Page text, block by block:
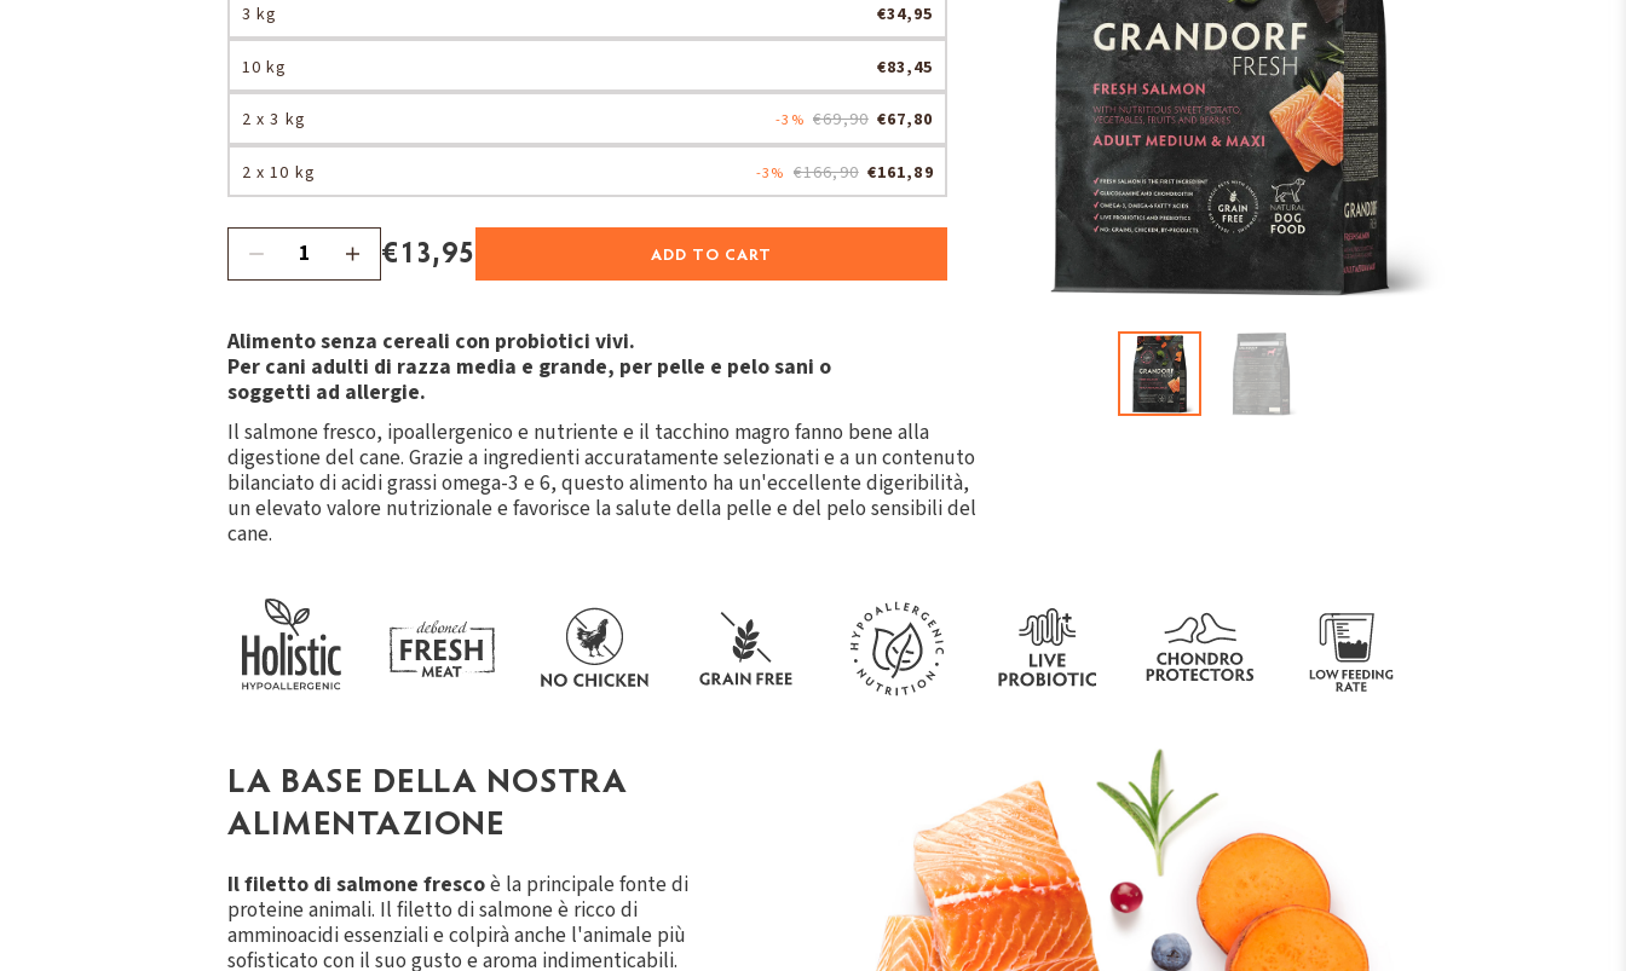
3 kg €34,95
10 kg €83,45
2 x 3 kg -3% €69,90 €67,80
2 x 10 kg -3% €166,90 €161,89
€13,95 ADD TO CART
Alimento senza cereali con probiotici vivi.
Per cani adulti di razza media e grande, per pelle e pelo sani o
soggetti ad allergie.
Il salmone fresco, ipoallergenico e nutriente e il tacchino magro fanno bene alla
digestione del cane. Grazie a ingredienti accuratamente selezionati e a un contenuto
bilanciato di acidi grassi omega-3 e 6, questo alimento ha un'eccellente digeribilità,
un elevato valore nutrizionale e favorisce la salute della pelle e del pelo sensibili del
cane.
LA BASE DELLA NOSTRA
ALIMENTAZIONE
Il filetto di salmone frescoè la principale fonte di
proteine animali. Il filetto di salmone è ricco di
amminoacidi essenziali e colpirà anche l'animale più
sofisticato con il suo gusto e aroma indimenticabili.